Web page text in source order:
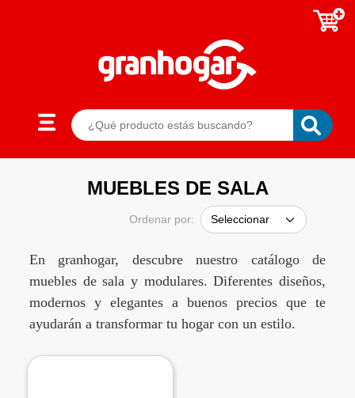
MUEBLES DE SALA
Ordenar por:
En granhogar, descubre nuestro catálogo de
muebles de sala y modulares. Diferentes diseños,
modernos y elegantes a buenos precios que te
ayudarán a transformar tu hogar con un estilo.